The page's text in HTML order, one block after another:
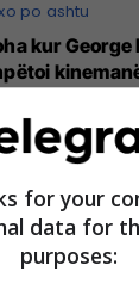
kur George
for your
data for
purposes: